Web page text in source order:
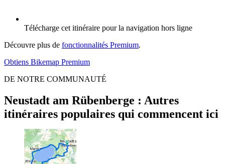
Télécharge cet itinéraire pour la navigation hors ligne
Découvre plus de fonctionnalités Premium.
Obtiens Bikemap Premium
DE NOTRE COMMUNAUTÉ
Neustadt am Rübenberge : Autres
itinéraires populaires qui commencent ici